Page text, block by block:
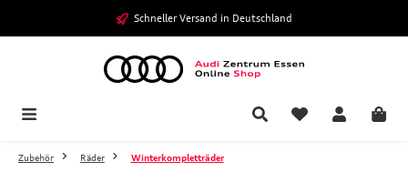
Zum Hauptinhalt springen Schneller Versand in Deutschland
Zubehör Räder Winterkompletträder